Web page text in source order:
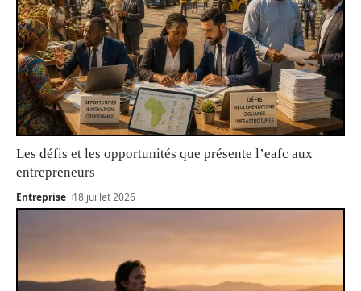
Les défis et les opportunités que présente l’eafc aux
entrepreneurs
Entreprise 18 juillet 2026